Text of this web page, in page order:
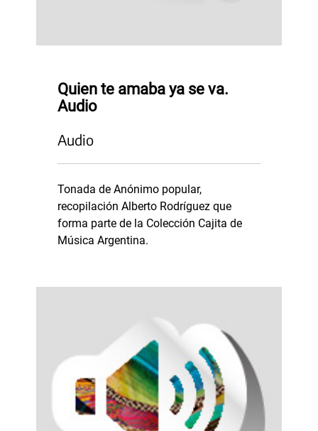
Quien te amaba ya se va.
Audio
Audio
Tonada de Anónimo popular,
recopilación Alberto Rodríguez que
forma parte de la Colección Cajita de
Música Argentina.